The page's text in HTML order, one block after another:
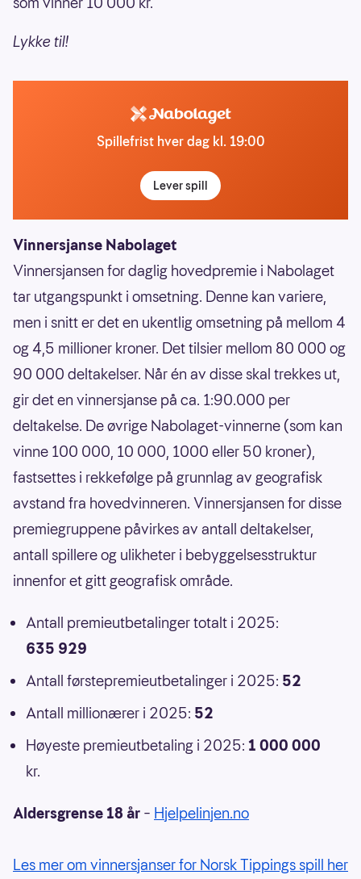
Lykke til!
Spillefrist hver dag kl. 19:00
Lever spill
Vinnersjanse Nabolaget
Vinnersjansen for daglig hovedpremie i Nabolaget
tar utgangspunkt i omsetning. Denne kan variere,
men i snitt er det en ukentlig omsetning på mellom 4
og 4,5 millioner kroner. Det tilsier mellom 80 000 og
90 000 deltakelser. Når én av disse skal trekkes ut,
gir det en vinnersjanse på ca. 1:90.000 per
deltakelse. De øvrige Nabolaget-vinnerne (som kan
vinne 100 000, 10 000, 1000 eller 50 kroner),
fastsettes i rekkefølge på grunnlag av geografisk
avstand fra hovedvinneren. Vinnersjansen for disse
premiegruppene påvirkes av antall deltakelser,
antall spillere og ulikheter i bebyggelsesstruktur
innenfor et gitt geografisk område.
Antall premieutbetalinger totalt i 2025:
635 929
Antall førstepremieutbetalinger i 2025: 52
Antall millionærer i 2025: 52
Høyeste premieutbetaling i 2025: 1 000 000
kr.
Aldersgrense 18 år – Hjelpelinjen.no
Les mer om vinnersjanser for Norsk Tippings spill her